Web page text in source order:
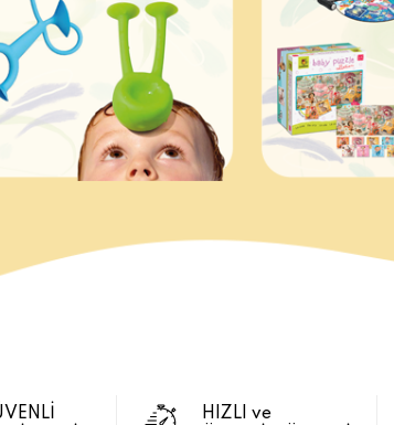
HIZLI ve